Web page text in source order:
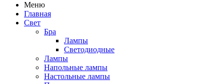
Меню
Главная
Свет
Бра
Лампы
Светодиодные
Лампы
Напольные лампы
Настольные лампы